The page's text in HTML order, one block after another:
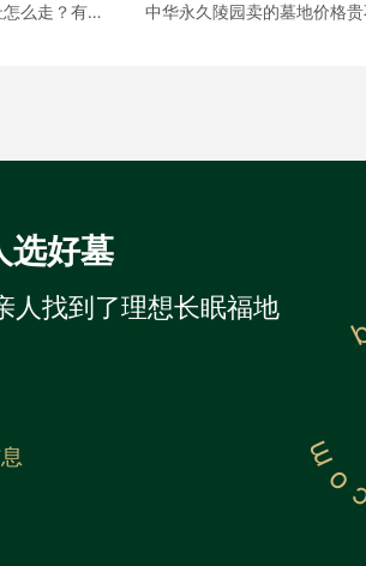
中华永久陵园地址在哪里？去墓园买墓地的地址怎么走？有班车吗？
选好墓
人找到了理想长眠福地